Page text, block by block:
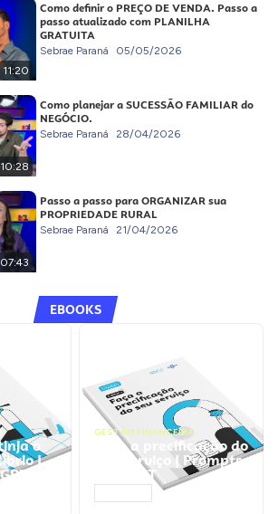
11:20
Como definir o PREÇO DE VENDA. Passo a
passo atualizado com PLANILHA
GRATUITA
Sebrae Paraná 05/05/2026
10:28
Como planejar a SUCESSÃO FAMILIAR do
NEGÓCIO.
Sebrae Paraná 28/04/2026
07:43
Passo a passo para ORGANIZAR sua
PROPRIEDADE RURAL
Sebrae Paraná 21/04/2026
EBOOKS
o
|
GESTÃO FINANCEIRA
Faça a precificação do
seu serviço | Prompts
ChatGPT